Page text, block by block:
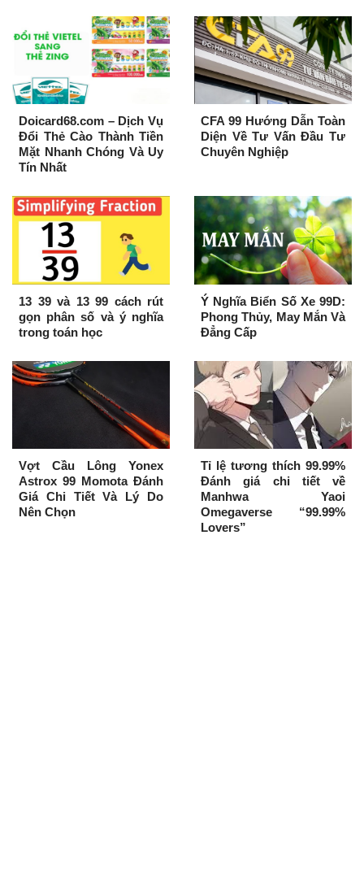
Doicard68.com – Dịch Vụ
Đổi Thẻ Cào Thành Tiền
Mặt Nhanh Chóng Và Uy
Tín Nhất
CFA 99 Hướng Dẫn Toàn
Diện Về Tư Vấn Đầu Tư
Chuyên Nghiệp
13 39 và 13 99 cách rút
gọn phân số và ý nghĩa
trong toán học
Ý Nghĩa Biển Số Xe 99D:
Phong Thủy, May Mắn Và
Đẳng Cấp
Vợt Cầu Lông Yonex
Astrox 99 Momota Đánh
Giá Chi Tiết Và Lý Do
Nên Chọn
Tỉ lệ tương thích 99.99%
Đánh giá chi tiết về
Manhwa Yaoi
Omegaverse “99.99%
Lovers”